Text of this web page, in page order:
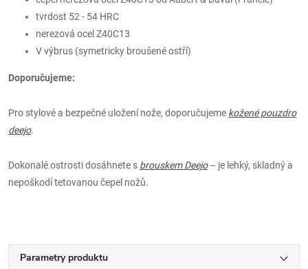
tvrdost 52 - 54 HRC
nerezová ocel Z40C13
V výbrus (symetricky broušené ostří)
Doporučujeme:
Pro stylové a bezpečné uložení nože, doporučujeme kožené pouzdro
deejo.
Dokonalé ostrosti dosáhnete s brouskem Deejo– je lehký, skladný a
nepoškodí tetovanou čepel nožů.
Parametry produktu